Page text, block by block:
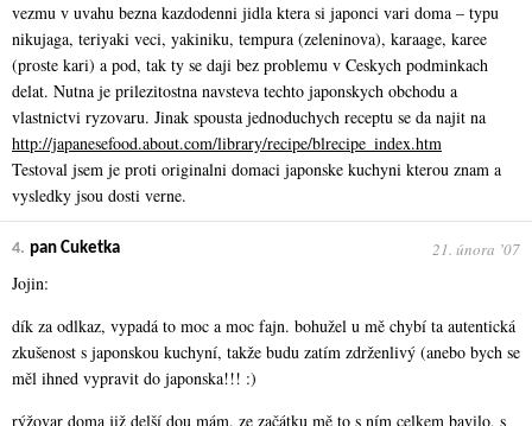
vezmu v uvahu bezna kazdodenni jidla ktera si japonci vari doma – typu
nikujaga, teriyaki veci, yakiniku, tempura (zeleninova), karaage, karee
(proste kari) a pod, tak ty se daji bez problemu v Ceskych podminkach
delat. Nutna je prilezitostna navsteva techto japonskych obchodu a
vlastnictvi ryzovaru. Jinak spousta jednoduchych receptu se da najit na
http://japanesefood.about.com/library/recipe/blrecipe_index.htm
Testoval jsem je proti originalni domaci japonske kuchyni kterou znam a
vysledky jsou dosti verne.
4. pan Cuketka 21. února ʼ07
Jojin:
dík za odlkaz, vypadá to moc a moc fajn. bohužel u mě chybí ta autentická
zkušenost s japonskou kuchyní, takže budu zatím zdrženlivý (anebo bych se
měl ihned vypravit do japonska!!! :)
rýžovar doma již delší dou mám. ze začátku mě to s ním celkem bavilo, s